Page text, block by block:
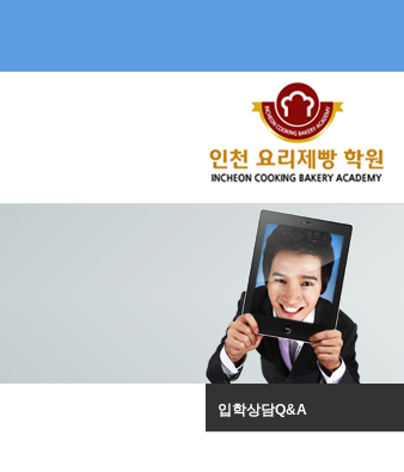
입학상담Q&A